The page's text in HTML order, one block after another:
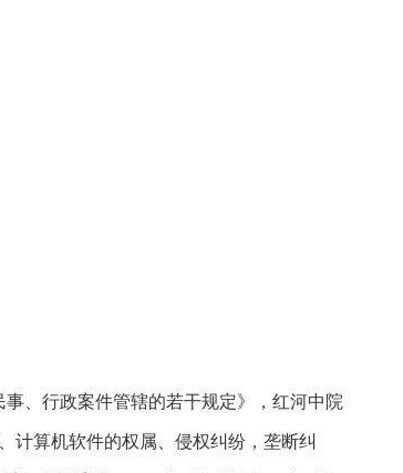
、行政案件管辖的若干规定》，红河中院
计算机软件的权属、侵权纠纷，垄断纠